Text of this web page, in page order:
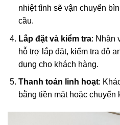
nhiệt tình sẽ vận chuyển
cầu.
Lắp đặt và kiểm tra: Nhân
hỗ trợ lắp đặt, kiểm tra độ
dụng cho khách hàng.
Thanh toán linh hoạt:
bằng tiền mặt hoặc chuyển